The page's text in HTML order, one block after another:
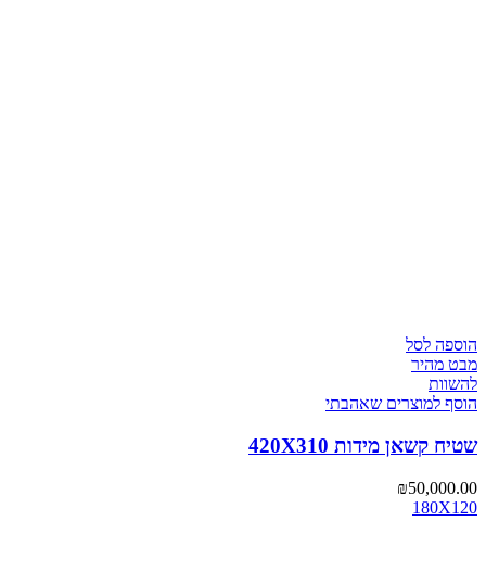
הוספה לסל
מבט מהיר
להשוות
הוסף למוצרים שאהבתי
שטיח קשאן מידות 420X310
₪50,000.00
180X120